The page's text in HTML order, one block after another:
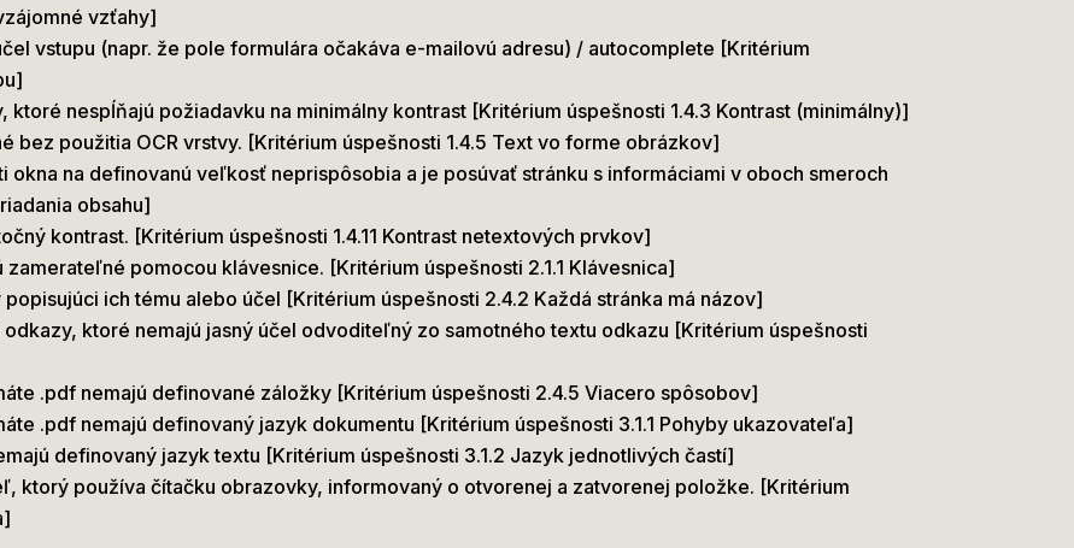
vzťahy]
vstupu (napr. že pole formulára očakáva e-mailovú adresu) / autocomplete [Kritérium
nespĺňajú požiadavku na minimálny kontrast [Kritérium úspešnosti 1.4.3 Kontrast (minimálny)]
bez použitia OCR vrstvy. [Kritérium úspešnosti 1.4.5 Text vo forme obrázkov]
na definovanú veľkosť neprispôsobia a je posúvať stránku s informáciami v oboch smeroch
obsahu]
kontrast. [Kritérium úspešnosti 1.4.11 Kontrast netextových prvkov]
pomocou klávesnice. [Kritérium úspešnosti 2.1.1 Klávesnica]
ich tému alebo účel [Kritérium úspešnosti 2.4.2 Každá stránka má názov]
ktoré nemajú jasný účel odvoditeľný zo samotného textu odkazu [Kritérium úspešnosti
.pdf nemajú definované záložky [Kritérium úspešnosti 2.4.5 Viacero spôsobov]
.pdf nemajú definovaný jazyk dokumentu [Kritérium úspešnosti 3.1.1 Pohyby ukazovateľa]
definovaný jazyk textu [Kritérium úspešnosti 3.1.2 Jazyk jednotlivých častí]
ktorý používa čítačku obrazovky, informovaný o otvorenej a zatvorenej položke. [Kritérium